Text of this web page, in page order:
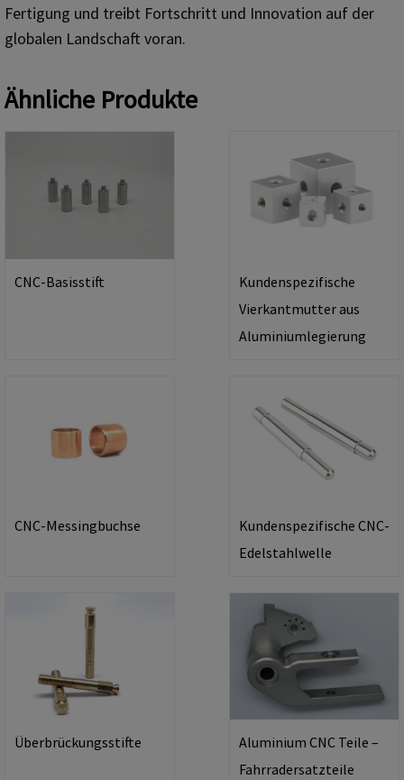
Fertigung und treibt Fortschritt und Innovation auf der
globalen Landschaft voran.
Ähnliche Produkte
CNC-Basisstift
Kundenspezifische
Vierkantmutter aus
Aluminiumlegierung
CNC-Messingbuchse
Kundenspezifische CNC-
Edelstahlwelle
Überbrückungsstifte
Aluminium CNC Teile –
Fahrradersatzteile